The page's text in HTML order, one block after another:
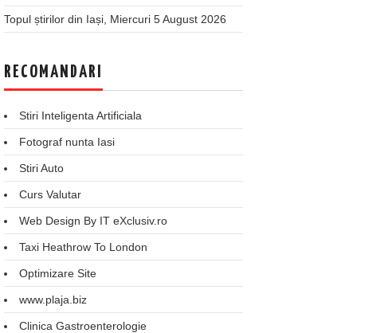
Topul știrilor din Iași, Miercuri 5 August 2026
RECOMANDARI
Stiri Inteligenta Artificiala
Fotograf nunta Iasi
Stiri Auto
Curs Valutar
Web Design By IT eXclusiv.ro
Taxi Heathrow To London
Optimizare Site
www.plaja.biz
Clinica Gastroenterologie